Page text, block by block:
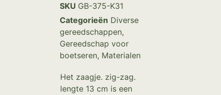
SKU GB-375-K31
Categorieën Diverse
gereedschappen,
Gereedschap voor
boetseren, Materialen
Het zaagje. zig-zag.
lengte 13 cm is een